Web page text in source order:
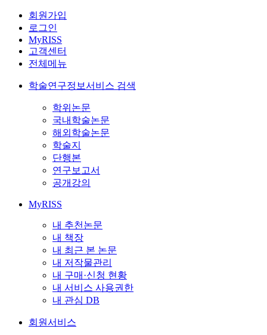
회원가입
로그인
MyRISS
고객센터
전체메뉴
학술연구정보서비스 검색
학위논문
국내학술논문
해외학술논문
학술지
단행본
연구보고서
공개강의
MyRISS
내 추천논문
내 책장
내 최근 본 논문
내 저작물관리
내 구매·신청 현황
내 서비스 사용권한
내 관심 DB
회원서비스